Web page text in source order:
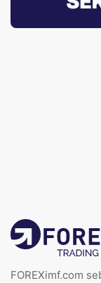
FOREXimf.com